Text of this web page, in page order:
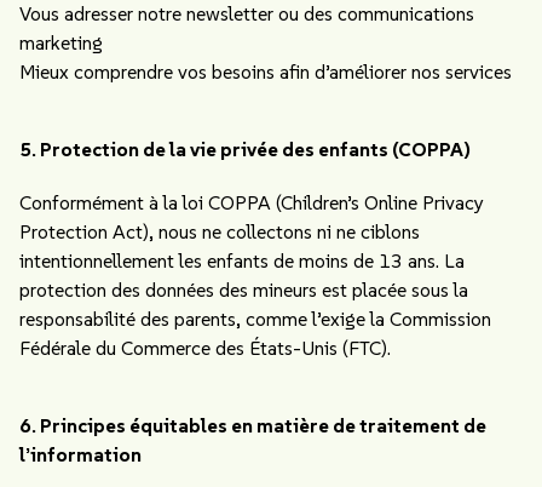
Vous adresser notre newsletter ou des communications
marketing
Mieux comprendre vos besoins afin d’améliorer nos services
5. Protection de la vie privée des enfants (COPPA)
Conformément à la loi COPPA (Children’s Online Privacy
Protection Act), nous ne collectons ni ne ciblons
intentionnellement les enfants de moins de 13 ans. La
protection des données des mineurs est placée sous la
responsabilité des parents, comme l’exige la Commission
Fédérale du Commerce des États-Unis (FTC).
6. Principes équitables en matière de traitement de
l’information